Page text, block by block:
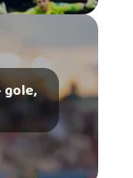
gole,